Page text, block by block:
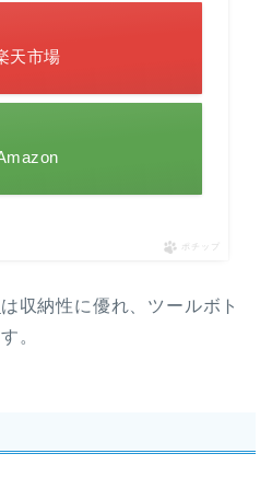
天市場
ポチップ
は収納性に優れ、ツールボト
。